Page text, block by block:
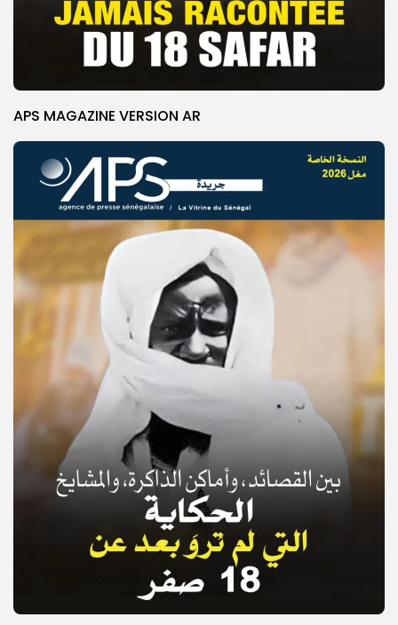
© Copyright 2025, APS
APS MAGAZINE VERSION AR